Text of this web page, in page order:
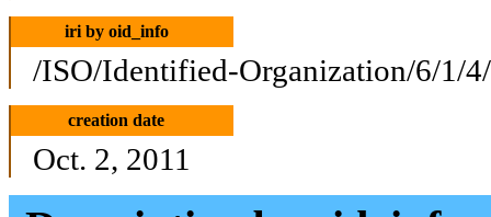
iri by oid_info
/ISO/Identified-Organization/6/1/
creation date
Oct. 2, 2011